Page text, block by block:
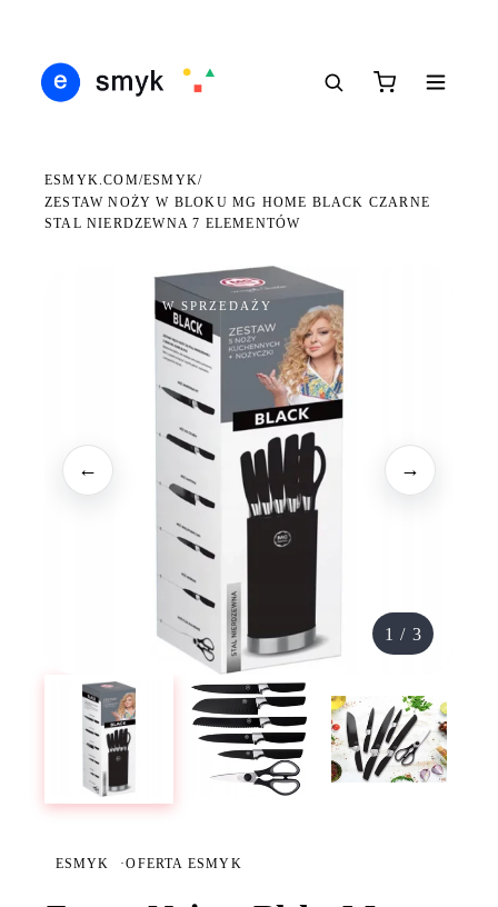
ESMYK.COM/ESMYK/
ZESTAW NOŻY W BLOKU MG HOME BLACK CZARNE
STAL NIERDZEWNA 7 ELEMENTÓW
WKRÓTCE W SPRZEDAŻY
← →
1 / 3
ESMYK ·OFERTA ESMYK